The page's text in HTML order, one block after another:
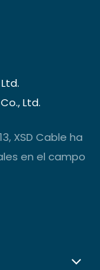
Ltd.
XSD Cable ha
en el campo